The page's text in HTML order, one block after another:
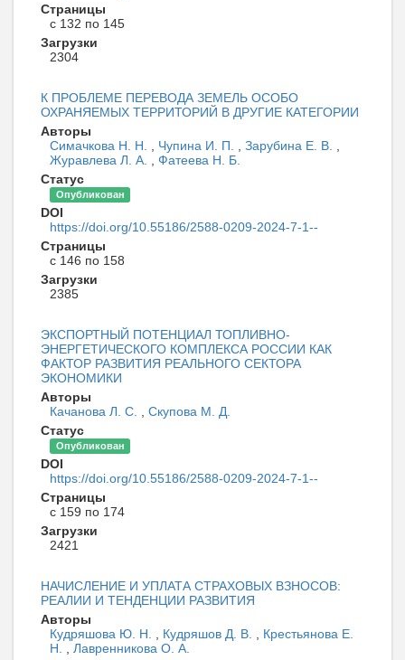
Страницы
с 132 по 145
Загрузки
2304
К ПРОБЛЕМЕ ПЕРЕВОДА ЗЕМЕЛЬ ОСОБО
ОХРАНЯЕМЫХ ТЕРРИТОРИЙ В ДРУГИЕ КАТЕГОРИИ
Авторы
Симачкова Н. Н.
Чупина И. П. Зарубина Е. В.
Журавлева Л. А.
Фатеева Н. Б.
Статус
Опубликован
DOI
https://doi.org/10.55186/2588-0209-2024-7-1--
Страницы
с 146 по 158
Загрузки
2385
ЭКСПОРТНЫЙ ПОТЕНЦИАЛ ТОПЛИВНО-
ЭНЕРГЕТИЧЕСКОГО КОМПЛЕКСА РОССИИ КАК
ФАКТОР РАЗВИТИЯ РЕАЛЬНОГО СЕКТОРА
ЭКОНОМИКИ
Авторы
Качанова Л. С.
Скупова М. Д.
Статус
Опубликован
DOI
https://doi.org/10.55186/2588-0209-2024-7-1--
Страницы
с 159 по 174
Загрузки
2421
НАЧИСЛЕНИЕ И УПЛАТА СТРАХОВЫХ ВЗНОСОВ:
РЕАЛИИ И ТЕНДЕНЦИИ РАЗВИТИЯ
Авторы
Кудряшова Ю. Н.
Кудряшов Д. В.
Крестьянова Е.
Н.
Лавренникова О. А.